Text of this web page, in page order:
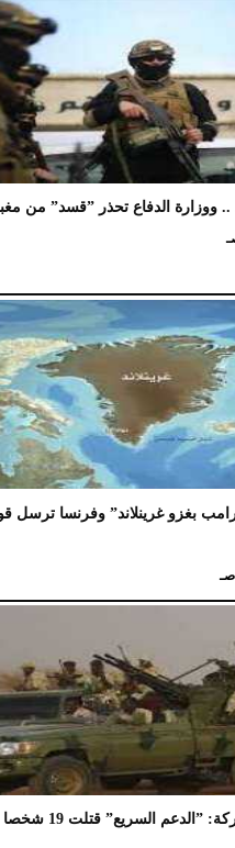
.. ووزارة الدفاع تحذر ”قسد” من
بغزو غرينلاند” وفرنسا ترسل
السودان .. القوة المشتركة: